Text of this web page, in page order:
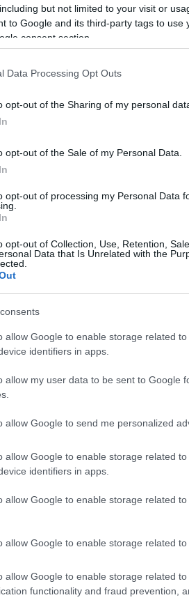
but not limited to your visit or
to Google and its third-party tags to
consent section.
Data Processing Opt Outs
opt-out of the Sharing of my personal
opt-out of the Sale of my Personal Data.
opt-out of processing my Personal Data
opt-out of Collection, Use, Retention,
Data that Is Unrelated with the
allow Google to enable storage related
identifiers in apps.
allow my user data to be sent to Google
allow Google to send me personalized
allow Google to enable storage related
identifiers in apps.
allow Google to enable storage related
allow Google to enable storage related to
allow Google to enable storage related
functionality and fraud prevention,
εσάς προσωπικά, όλους τους
νίκη σας στις πρόσφατες
του β’ βαθμού αυτοδιοίκησης ,
και τις προσδοκίες των
και επισφραγίζεται με τη δέσμευση
έργου.
ότι μπορούμε να επιτύχουμε
της αλληλεγγύης.
για τη δέσμευσή σας να
και τους πολίτες της».
Κέρκυρας και Διαποντίων
Χειμαριώτη και Παξών
εσάς προσωπικά , όλους τους
τη νίκη σας στις πρόσφατες
Κέρκυρας και Διαποντίων Νήσων,
αντικατοπτρίζει τις ελπίδες και
ανάπτυξη του τόπου .
ότι μπορούμε να
ΑΝΑΠΤΥΞΙΑΚΑ ΚΑΙ
Facebook